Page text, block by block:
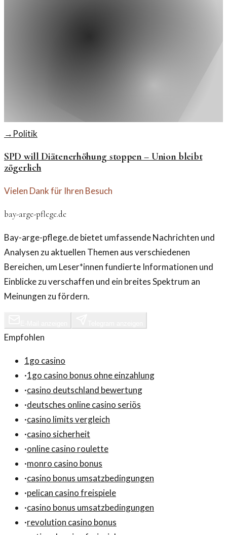
→ Politik
SPD will Diätenerhöhung stoppen – Union bleibt
zögerlich
Vielen Dank für Ihren Besuch
bay-arge-pflege.de
Bay-arge-pflege.de bietet umfassende Nachrichten und
Analysen zu aktuellen Themen aus verschiedenen
Bereichen, um Leser*innen fundierte Informationen und
Einblicke zu verschaffen und ein breites Spektrum an
Meinungen zu fördern.
Empfohlen
1go casino
·1go casino bonus ohne einzahlung
·casino deutschland bewertung
·deutsches online casino seriös
·casino limits vergleich
·casino sicherheit
·online casino roulette
·monro casino bonus
·casino bonus umsatzbedingungen
·pelican casino freispiele
·casino bonus umsatzbedingungen
·revolution casino bonus